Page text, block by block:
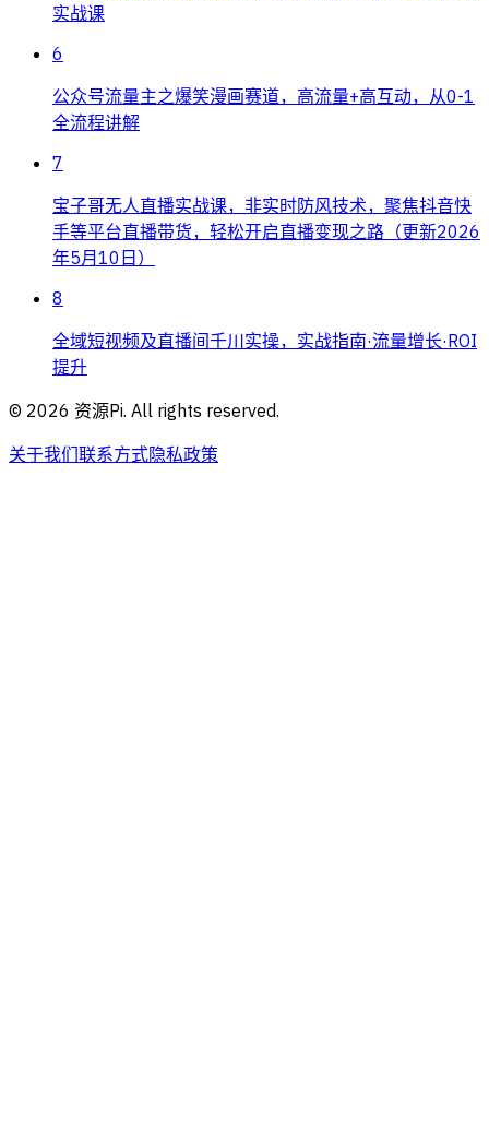
实战课
6
公众号流量主之爆笑漫画赛道，高流量+高互动，从0-1
全流程讲解
7
宝子哥无人直播实战课，非实时防风技术，聚焦抖音快
手等平台直播带货，轻松开启直播变现之路（更新2026
年5月10日）
8
全域短视频及直播间千川实操，实战指南·流量增长·ROI
提升
© 2026 资源Pi. All rights reserved.
关于我们联系方式隐私政策